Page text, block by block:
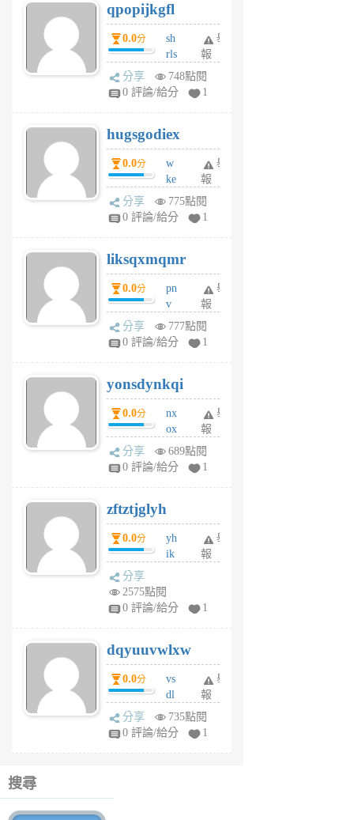
6
個
月
前
qpopijkgfl
0.0分
sh
rls
k
m
6
個
月
前
舉
報
分享
748點閱
0 評論/給分
1
hugsgodiex
0.0分
w
ke
rv
pj
6
個
月
前
舉
報
分享
775點閱
0 評論/給分
1
liksqxmqmr
0.0分
pn
v
wt
sv
6
個
月
前
舉
報
分享
777點閱
0 評論/給分
1
yonsdynkqi
0.0分
nx
ox
rh
pe
月
前
舉
報
分享
689點閱
0 評論/給分
1
zftztjglyh
0.0分
yh
ik
tu
6
個
月
前
舉
報
分享
2575點閱
0 評論/給分
1
dqyuuvwlxw
0.0分
vs
dl
sq
fy
舉
報
分享
735點閱
0 評論/給分
1
搜尋